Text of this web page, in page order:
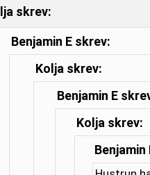
skrev:
Benjamin E skrev:
Kolja skrev:
Benjamin E
Kolja skrev:
Benjamin